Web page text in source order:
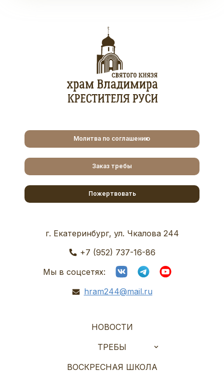
Молитва по соглашению
Заказ требы
Пожертвовать
г. Екатеринбург, ул. Чкалова 244
+7 (952) 737-16-86
Мы в соцсетях:
hram244@mail.ru
НОВОСТИ
ТРЕБЫ
ВОСКРЕСНАЯ ШКОЛА